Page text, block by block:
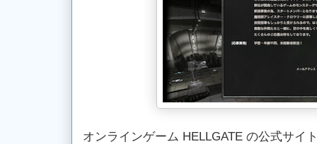
オンラインゲーム HELLGATE の公式サイ